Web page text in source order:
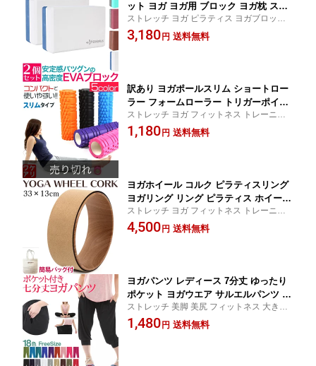
ット ヨガ ヨガ用 ブロック ヨガ枕 スト
レッチ フィットネス エクササイズ ヨガ
グッズ プロップス ストレッチグッズ プ
ストレッチ ヨガ ピラティス ヨガブロック
フィットネス
3,180 円 送料無料
訳あり ヨガポールスリム ショートロー
ラー フォームローラー トリガーポイン
ト ヨガ用 ヨガ ストレッチ フィットネ
ス バランスポール 筋膜 筋膜リリース
ストレッチ ヨガ フィットネス トレーニン
グ バランス マッサージ
1,180 円 送料無料
ヨガホイール コルク ピラティスリング
ヨガリング リング ピラティス ホイール
プロップス 体幹 トレーニング 器具 ヨ
ガグッズ ストレッチグッズ フィットネ
ストレッチ ヨガ フィットネス トレーニン
グ バランス マッサージ
4,500 円 送料無料
ヨガパンツ レディース 7分丈 ゆったり
ポケット ヨガウエア サルエルパンツ レ
ディース メンズ サルエル スポーツ ウ
ォーキング ホットヨガ 部屋着 ルームウ
ストレッチ 美脚 美尻 フィットネス 大きい
カジュアル
1,480 円 送料無料